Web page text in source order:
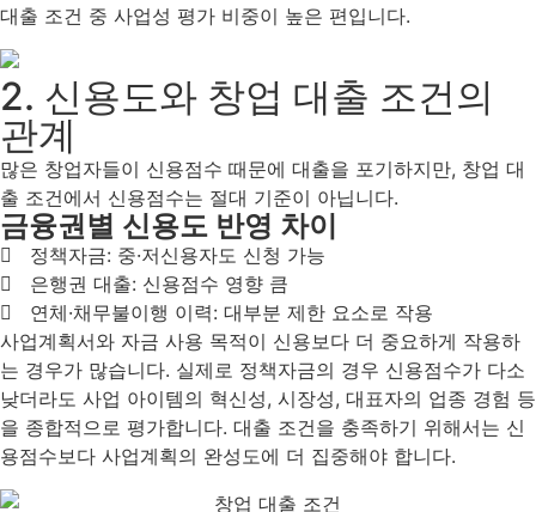
대출 조건 중 사업성 평가 비중이 높은 편입니다.
2. 신용도와 창업 대출 조건의
관계
많은 창업자들이 신용점수 때문에 대출을 포기하지만, 창업 대
출 조건에서 신용점수는 절대 기준이 아닙니다.
금융권별 신용도 반영 차이
정책자금: 중·저신용자도 신청 가능
은행권 대출: 신용점수 영향 큼
연체·채무불이행 이력: 대부분 제한 요소로 작용
사업계획서와 자금 사용 목적이 신용보다 더 중요하게 작용하
는 경우가 많습니다. 실제로 정책자금의 경우 신용점수가 다소
낮더라도 사업 아이템의 혁신성, 시장성, 대표자의 업종 경험 등
을 종합적으로 평가합니다. 대출 조건을 충족하기 위해서는 신
용점수보다 사업계획의 완성도에 더 집중해야 합니다.